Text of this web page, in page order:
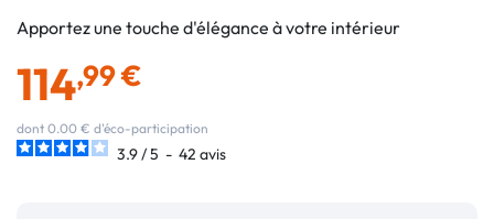
Apportez une touche d'élégance à votre intérieur
114,99 €
dont 0.00 € d'éco-participation
3.9/5 - 42 avis